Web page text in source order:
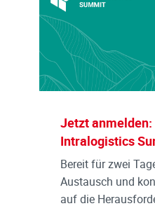
Jetzt anmelden:
Intralogistics
Bereit für zwei
Austausch und
auf die